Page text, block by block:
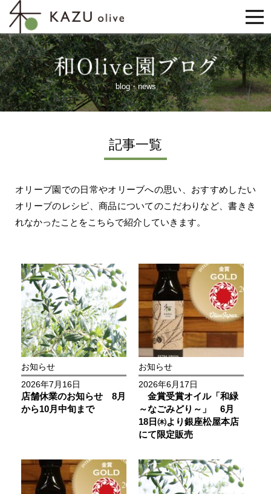
blog・news
記事一覧
オリーブ園での日常やオリーブへの思い、おすすめしたい
オリーブのレシピ、 商品についてのこだわりなど、書きき
れなかったことをこちらで紹介していきます。
お知らせ
2026年7月16日
店舗休業のお知らせ 8月
から10月中旬まで
お知らせ
2026年6月17日
金賞受賞オイル「和緑
～なごみどり～」 6月
18日㈭より銀座松屋本店
にて限定販売